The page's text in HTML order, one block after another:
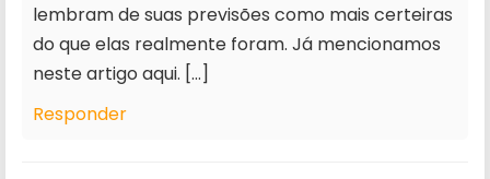
lembram de suas previsões como mais certeiras
do que elas realmente foram. Já mencionamos
neste artigo aqui. […]
Responder